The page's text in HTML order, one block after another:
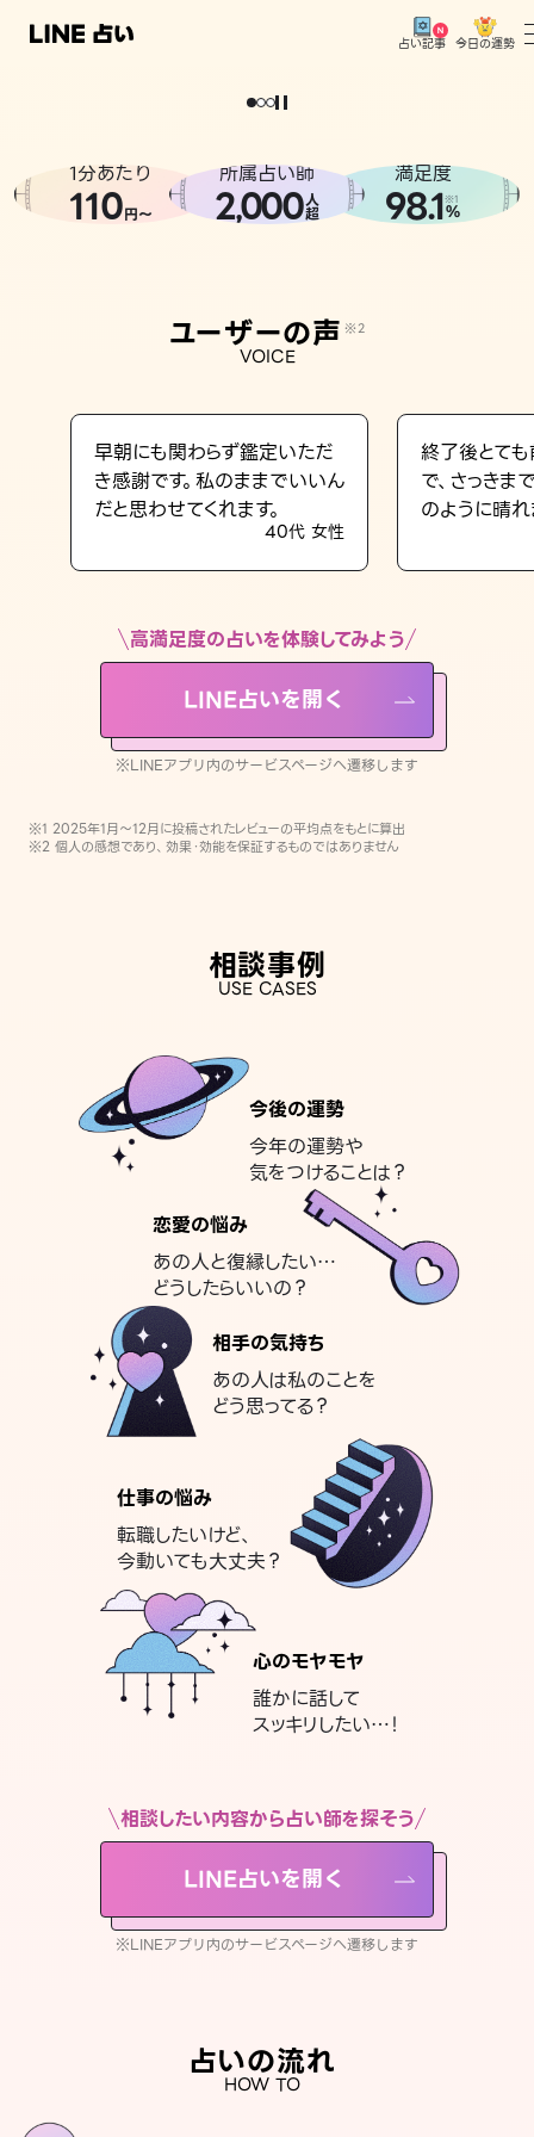
占い記事 今日の運勢
相談事例
LINE占いを開く
※LINEアプリ内のサービスページへ遷移します
どうせなら
。
1分あたり
110円〜
所属占い師
2,000人
超
満足度
98.1※1
%
ユーザーの声 ※2
VOICE
早朝にも関わらず鑑定いただ
き感謝です。私のままでいいん
だと思わせてくれます。
40代 女性
終了後とて
で、さっき
のように晴れ
高満足度の占いを体験してみよう
LINE占いを開く
※LINEアプリ内のサービスページへ遷移します
※1 2025年1月〜12月に投稿されたレビューの平均点をもとに算出
※2 個人の感想であり、効果・効能を保証するものではありません
相談事例
USE CASES
今後の運勢
今年の運勢や
気をつけることは？
恋愛の悩み
あの人と復縁したい…
どうしたらいいの？
相手の気持ち
あの人は私のことを
どう思ってる？
仕事の悩み
転職したいけど、
今動いても大丈夫？
心のモヤモヤ
誰かに話して
スッキリしたい…！
相談したい内容から占い師を探そう
LINE占いを開く
※LINEアプリ内のサービスページへ遷移します
占いの流れ
HOW TO